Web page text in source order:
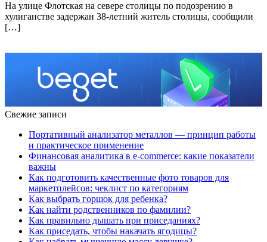
На улице Флотская на севере столицы по подозрению в
хулиганстве задержан 38-летний житель столицы, сообщили
[…]
Свежие записи
Портативный анализатор металлов — принцип работы
и практическое применение
Финансовая аналитика в e-commerce: какие показатели
важны
Как подготовить качественные фото товаров для
маркетплейсов: чеклист по категориям
Как выбрать горшок для ребенка?
Как найти родственников по фамилии?
Как правильно дышать при приседаниях?
Как приседать, чтобы накачать ягодицы?